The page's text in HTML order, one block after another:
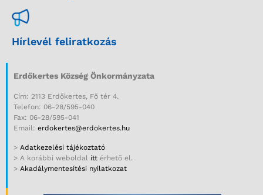
Hírlevél feliratkozás
Erdőkertes Község Önkormányzata
Cím: 2113 Erdőkertes, Fő tér 4.
Telefon: 06-28/595-040
Fax: 06-28/595-041
Email: erdokertes@erdokertes.hu
> Adatkezelési tájékoztató
> A korábbi weboldal itt érhető el.
> Akadálymentesítési nyilatkozat